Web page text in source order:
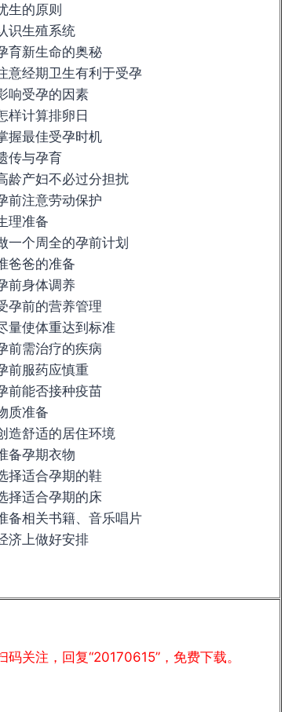
生的原则
识生殖系统
育新生命的奥秘
意经期卫生有利于受孕
响受孕的因素
样计算排卵日
握最佳受孕时机
传与孕育
龄产妇不必过分担扰
前注意劳动保护
理准备
一个周全的孕前计划
爸爸的准备
前身体调养
孕前的营养管理
量使体重达到标准
前需治疗的疾病
前服药应慎重
前能否接种疫苗
质准备
造舒适的居住环境
备孕期衣物
择适合孕期的鞋
择适合孕期的床
备相关书籍、音乐唱片
济上做好安排
码关注，回复“20170615”，免费下载。